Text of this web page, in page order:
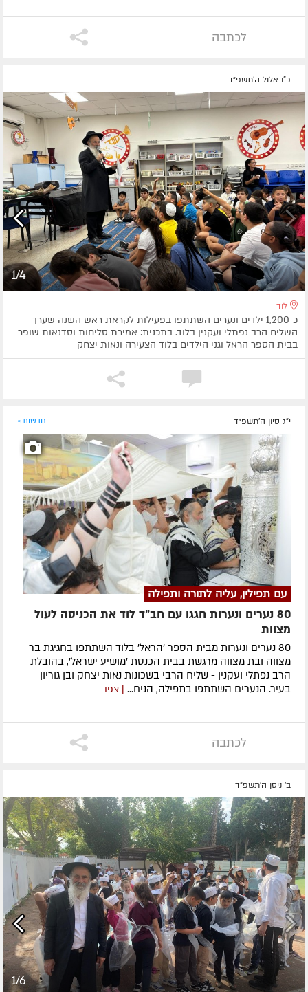
לכתבה
כ"ו אלול ה׳תשפ״ד
1/4
לוד
כ-1,200 ילדים ונערים השתתפו בפעילות לקראת ראש השנה שערך
השליח הרב נפתלי ועקנין בלוד. בתכנית: אמירת סליחות וסדנאות שופר
בבית הספר הראל וגני הילדים בלוד הצעירה ונאות יצחק
י"ג סיון ה׳תשפ״ד חדשות »
עם תפילין, עליה לתורה ותפילה
80 נערים ונערות חגגו עם חב"ד לוד את הכניסה לעול
מצוות
80 נערים ונערות מבית הספר 'הראל' בלוד השתתפו בחגיגת בר
מצווה ובת מצווה מרגשת בבית הכנסת 'מושיע ישראל', בהובלת
הרב נפתלי ועקנין - שליח הרבי בשכונות נאות יצחק ובן גוריון
בעיר. הנערים השתתפו בתפילה, הניח... | צפו
לכתבה
ב' ניסן ה׳תשפ״ד
1/6